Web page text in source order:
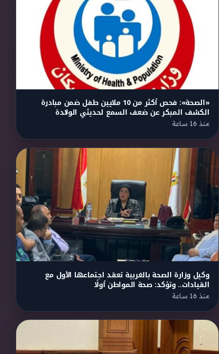
«الصحة»: فحص أكثر من 10 ملايين طفل ضمن مبادرة
الكشف المبكر عن ضعف السمع لحديثي الولادة
منذ 16 ساعة
وكيل وزارة الصحة بالغربية تعقد اجتماعها الأول مع
القيادات.. وتؤكد: صحة المواطن أولًا
منذ 16 ساعة